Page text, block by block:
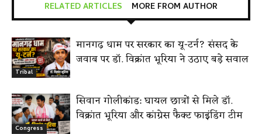
RELATED ARTICLES MORE FROM AUTHOR
Tribal
मानगढ़ धाम पर सरकार का यू-टर्न? संसद के
जवाब पर डॉ. विक्रांत भूरिया ने उठाए बड़े सवाल
Congress
सिवान गोलीकांड: घायल छात्रों से मिले डॉ.
विक्रांत भूरिया और कांग्रेस फैक्ट फाइंडिंग टीम